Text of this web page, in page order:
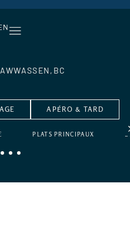
EN
BC
APÉRO & TARD
PLATS PRINCIPAUX